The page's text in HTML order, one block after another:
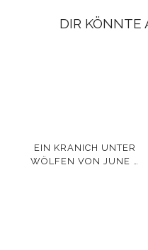
DIR KÖNNTE
EIN KRANICH UNTER
WÖLFEN VON JUNE …